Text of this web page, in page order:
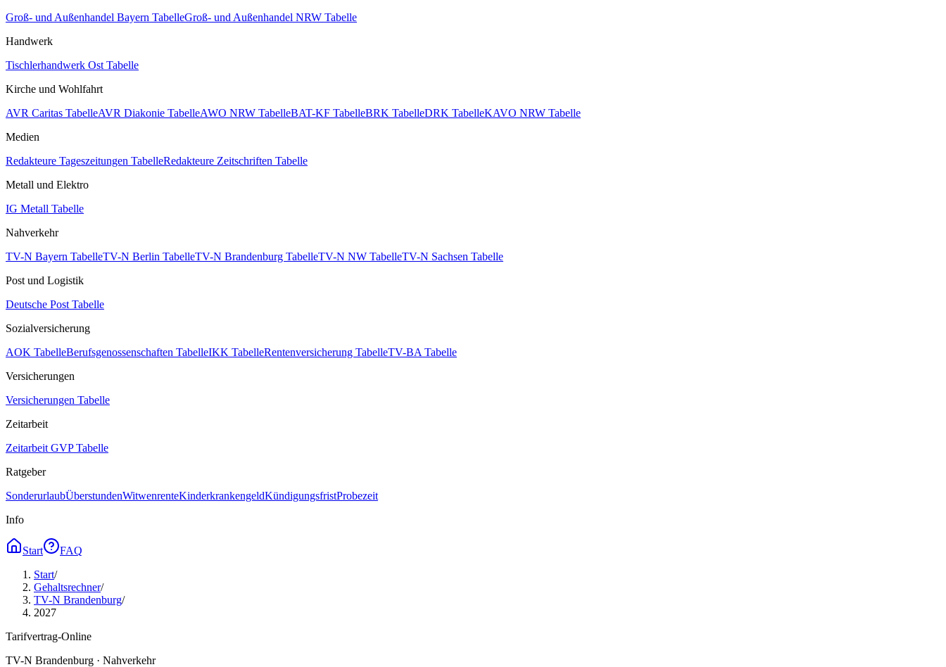
Groß- und Außenhandel Bayern TabelleGroß- und Außenhandel NRW Tabelle
Handwerk
Tischlerhandwerk Ost Tabelle
Kirche und Wohlfahrt
AVR Caritas TabelleAVR Diakonie TabelleAWO NRW TabelleBAT-KF TabelleBRK TabelleDRK TabelleKAVO NRW Tabelle
Medien
Redakteure Tageszeitungen TabelleRedakteure Zeitschriften Tabelle
Metall und Elektro
IG Metall Tabelle
Nahverkehr
TV-N Bayern TabelleTV-N Berlin TabelleTV-N Brandenburg TabelleTV-N NW TabelleTV-N Sachsen Tabelle
Post und Logistik
Deutsche Post Tabelle
Sozialversicherung
AOK TabelleBerufsgenossenschaften TabelleIKK TabelleRentenversicherung TabelleTV-BA Tabelle
Versicherungen
Versicherungen Tabelle
Zeitarbeit
Zeitarbeit GVP Tabelle
Ratgeber
SonderurlaubÜberstundenWitwenrenteKinderkrankengeldKündigungsfristProbezeit
Info
Start
FAQ
Start/
Gehaltsrechner/
TV-N Brandenburg/
2027
Tarifvertrag-Online
TV-N Brandenburg · Nahverkehr